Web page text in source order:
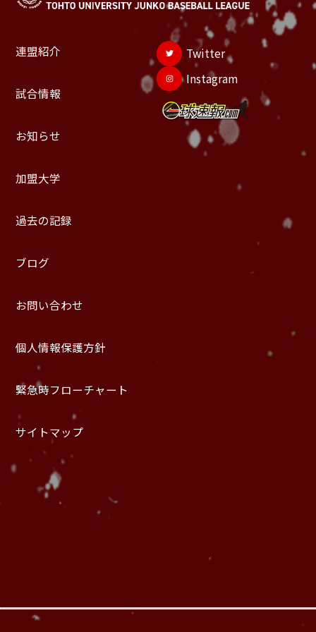
連盟紹介
試合情報
お知らせ
加盟大学
過去の記録
ブログ
お問い合わせ
個人情報保護方針
緊急時フローチャート
サイトマップ
Twitter
Instagram